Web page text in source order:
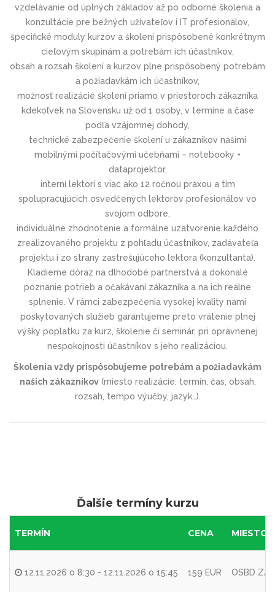
vzdelávanie od úplných základov až po odborné školenia a
konzultácie pre bežných užívateľov i IT profesionálov,
špecifické moduly kurzov a školení prispôsobené konkrétnym
cieľovým skupinám a potrebám ich účastníkov,
obsah a rozsah školení a kurzov plne prispôsobený potrebám
a požiadavkám ich účastníkov,
možnosť realizácie školení priamo v priestoroch zákazníka
kdekoľvek na Slovensku už od 1 osoby, v termíne a čase
podľa vzájomnej dohody,
technické zabezpečenie školení u zákazníkov našími
mobilnými počítačovými učebňami – notebooky +
dataprojektor,
interní lektori s viac ako 12 ročnou praxou a tím
spolupracujúcich osvedčených lektorov profesionálov vo
svojom odbore,
individuálne zhodnotenie a formálne uzatvorenie každého
zrealizovaného projektu z pohľadu účastníkov, zadávateľa
projektu i zo strany zastrešujúceho lektora (konzultanta).
Kladieme dôraz na dlhodobé partnerstvá a dokonalé
poznanie potrieb a očakávaní zákazníka a na ich reálne
splnenie. V rámci zabezpečenia vysokej kvality nami
poskytovaných služieb garantujeme preto vrátenie plnej
výšky poplatku za kurz, školenie či seminár, pri oprávnenej
nespokojnosti účastníkov s jeho realizáciou.
Školenia vždy prispôsobujeme potrebám a požiadavkám
našich zákazníkov(miesto realizácie, termín, čas, obsah,
rozsah, tempo výučby, jazyk…).
Ďalšie termíny kurzu
TERMÍN CENA MIESTO
12.11.2026 o 8:30 - 12.11.2026 o 15:45 159 EUR OSBD